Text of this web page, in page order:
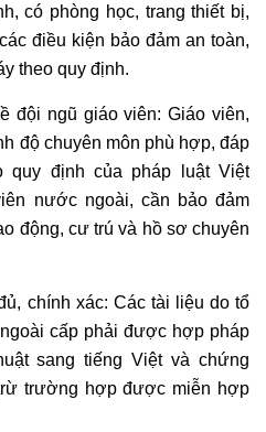
có phòng học, trang thiết bị,
điều kiện bảo đảm an toàn,
theo quy định.
đội ngũ giáo viên: Giáo viên,
độ chuyên môn phù hợp, đáp
quy định của pháp luật Việt
nước ngoài, cần bảo đảm
động, cư trú và hồ sơ chuyên
chính xác: Các tài liệu do tổ
cấp phải được hợp pháp
sang tiếng Việt và chứng
trường hợp được miễn hợp